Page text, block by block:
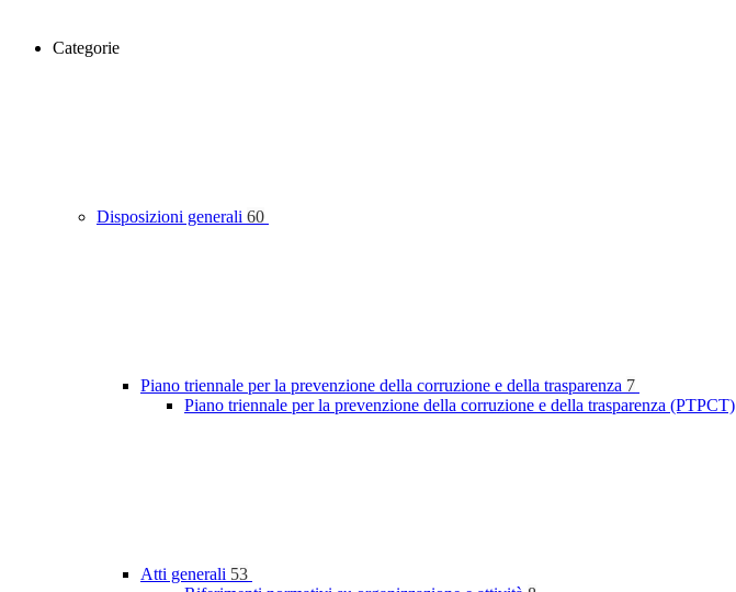
Categorie
Disposizioni generali 60
Piano triennale per la prevenzione della corruzione e della trasparenza 7
Piano triennale per la prevenzione della corruzione e della trasparenza (PTPCT)
Atti generali 53